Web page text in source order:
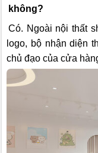
không?
Có. Ngoài nội thất
logo, bộ nhận diện
chủ đạo của cửa